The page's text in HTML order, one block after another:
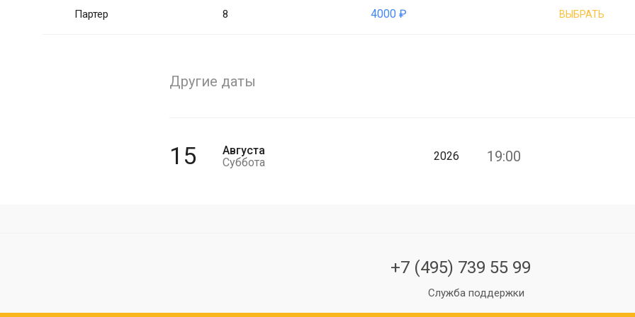
Партер 8 4000 ₽ ВЫБРАТЬ
Другие даты
15
Августа
Суббота
2026 19:00
+7 (495) 739 55 99
Служба поддержки